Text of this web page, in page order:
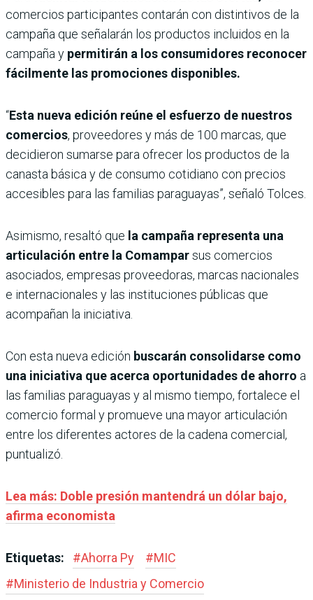
comercios participantes contarán con distintivos de la
campaña que señalarán los productos incluidos en la
campaña y permitirán a los consumidores reconocer
fácilmente las promociones disponibles.
“Esta nueva edición reúne el esfuerzo de nuestros
comercios, proveedores y más de 100 marcas, que
decidieron sumarse para ofrecer los productos de la
canasta básica y de consumo cotidiano con precios
accesibles para las familias paraguayas”, señaló Tolces.
Asimismo, resaltó que la campaña representa una
articulación entre la Comamparsus comercios
asociados, empresas proveedoras, marcas nacionales
e internacionales y las instituciones públicas que
acompañan la iniciativa.
Con esta nueva edición buscarán consolidarse como
una iniciativa que acerca oportunidades de ahorro a
las familias paraguayas y al mismo tiempo, fortalece el
comercio formal y promueve una mayor articulación
entre los diferentes actores de la cadena comercial,
puntualizó.
Lea más: Doble presión mantendrá un dólar bajo,
afirma economista
Etiquetas: #Ahorra Py #MIC
#Ministerio de Industria y Comercio